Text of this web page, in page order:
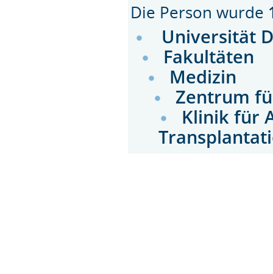
Die Person wurde
Universität
Fakultäten
Medizin
Zentrum
Klinik für